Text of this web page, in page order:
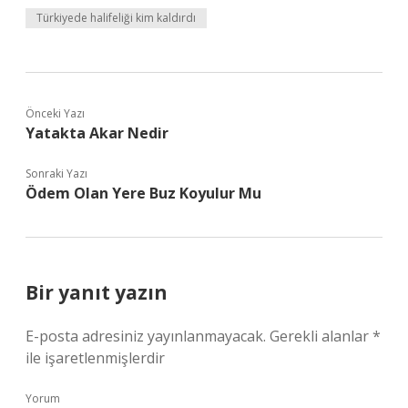
Türkiyede halifeliği kim kaldırdı
Önceki Yazı
Yatakta Akar Nedir
Sonraki Yazı
Ödem Olan Yere Buz Koyulur Mu
Bir yanıt yazın
E-posta adresiniz yayınlanmayacak. Gerekli alanlar*
ile işaretlenmişlerdir
Yorum